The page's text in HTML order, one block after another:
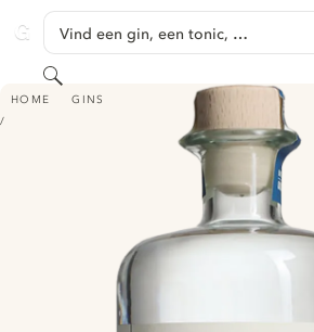
GINVENTORY
Vind een gin, een tonic, …
Zoeken
HOME GINS
DOUBLE G - THÜRER WEINE